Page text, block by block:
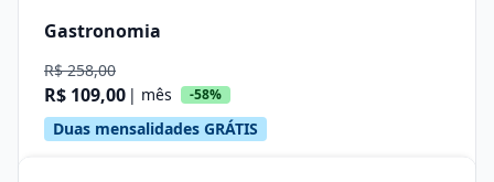
Gastronomia
R$ 258,00
R$ 109,00 | mês -58%
Duas mensalidades GRÁTIS